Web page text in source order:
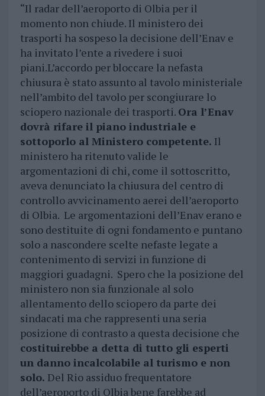
“Il radar dell’aeroporto di Olbia per il
momento non chiude. Il ministero dei
trasporti ha sospeso la decisione dell’Enav e
ha invitato l’ente a rivedere i suoi
piani.L’accordo per bloccare la nefasta
chiusura è stato assunto al tavolo ministeriale
nell’ambito del tavolo per scongiurare lo
sciopero nazionale dei trasporti. Ora l’Enav
dovrà rifare il piano industriale e
sottoporlo al Ministero competente. Il
ministero ha ritenuto valide le
argomentazioni di chi, come il sottoscritto,
aveva denunciato la chiusura del centro di
controllo avvicinamento aerei dell’aeroporto
di Olbia. Le argomentazioni dell’Enav erano e
sono destituite di ogni fondamento e puntano
solo a nascondere scelte nefaste legate a
contenimento di servizi in funzione di
maggiori guadagni. Spero che la posizione del
ministero non sia funzionale al solo
allentamento dello sciopero da parte dei
sindacati ma che rappresenti una seria
posizione di contrasto a questa decisione che
costituirebbe a detta di tutto gli esperti
un danno incalcolabile al turismo e non
solo. Del Rio assiduo frequentatore
dell’aeroporto di Olbia bene farebbe ad